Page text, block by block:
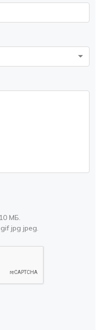
10 МБ.
jpg jpeg.